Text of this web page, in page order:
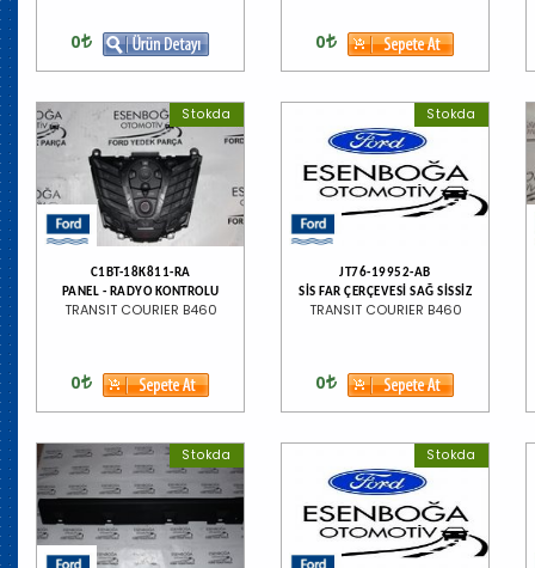
0 0
Stokda
C1BT-18K811-RA
PANEL - RADYO KONTROLU
TRANSIT COURIER B460
0
Stokda
JT76-19952-AB
SİS FAR ÇERÇEVESİ SAĞ SİSSİZ
TRANSIT COURIER B460
0
Stokda Stokda